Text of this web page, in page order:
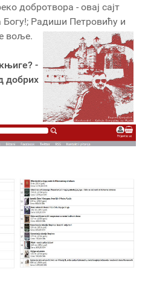
добротвора - овај сајт
Радиши Петровићу и
воље.
-
добрих